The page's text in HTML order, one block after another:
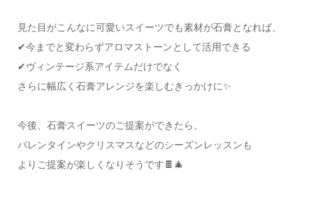
見た目がこんなに可愛いスイーツでも素材が石膏となれば、
✔今までと変わらずアロマストーンとして活用できる
✔ヴィンテージ系アイテムだけでなく
さらに幅広く石膏アレンジを楽しむきっかけに✨
今後、石膏スイーツのご提案ができたら、
バレンタインやクリスマスなどのシーズンレッスンも
よりご提案が楽しくなりそうです🍫🎄